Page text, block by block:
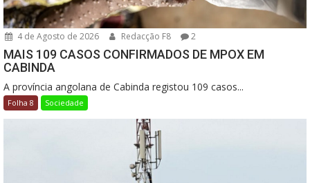
4 de Agosto de 2026 Redacção F8 2
MAIS 109 CASOS CONFIRMADOS DE MPOX EM
CABINDA
A província angolana de Cabinda registou 109 casos...
Folha 8 Sociedade